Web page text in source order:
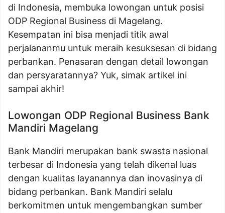
di Indonesia, membuka lowongan untuk posisi
ODP Regional Business di Magelang.
Kesempatan ini bisa menjadi titik awal
perjalananmu untuk meraih kesuksesan di bidang
perbankan. Penasaran dengan detail lowongan
dan persyaratannya? Yuk, simak artikel ini
sampai akhir!
Lowongan ODP Regional Business Bank
Mandiri Magelang
Bank Mandiri merupakan bank swasta nasional
terbesar di Indonesia yang telah dikenal luas
dengan kualitas layanannya dan inovasinya di
bidang perbankan. Bank Mandiri selalu
berkomitmen untuk mengembangkan sumber